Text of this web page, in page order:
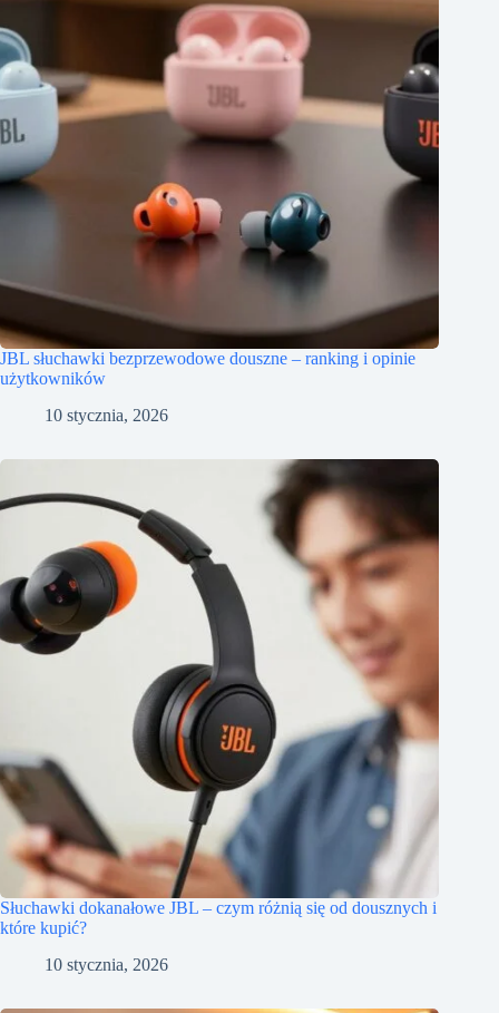
JBL słuchawki bezprzewodowe douszne – ranking i opinie
użytkowników
10 stycznia, 2026
Słuchawki dokanałowe JBL – czym różnią się od dousznych i
które kupić?
10 stycznia, 2026